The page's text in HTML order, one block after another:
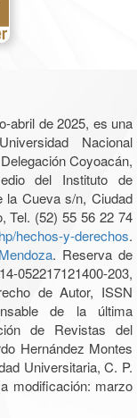
abril de 2025, es una
Nacional
Coyoacán,
del Instituto de
la Cueva s/n, Ciudad
Tel. (52) 55 56 22 74
hechos-y-derechos.
. Reserva de
203,
de Autor, ISSN
de la última
de Revistas del
Hernández Montes
Universitaria, C. P.
modificación: marzo